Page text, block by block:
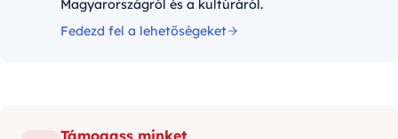
Magyarországról és a kultúráról.
Fedezd fel a lehetőségeket